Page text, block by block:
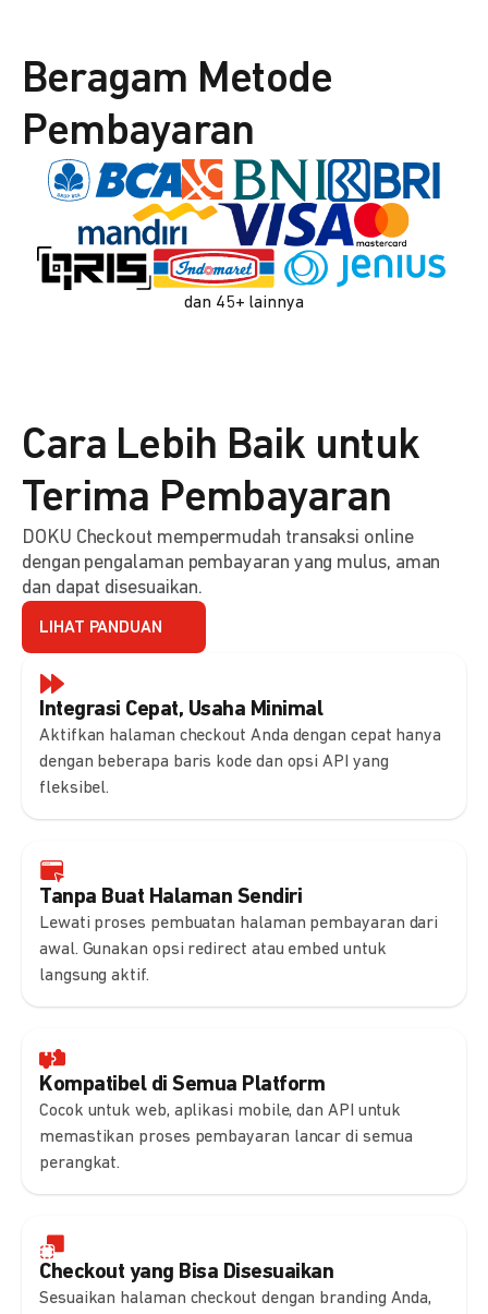
Beragam Metode
Pembayaran
dan 45+ lainnya
Integrasi Cepat, Usaha Minimal
Aktifkan halaman checkout Anda dengan cepat hanya
dengan beberapa baris kode dan opsi API yang
fleksibel.
Tanpa Buat Halaman Sendiri
Lewati proses pembuatan halaman pembayaran dari
awal. Gunakan opsi redirect atau embed untuk
langsung aktif.
Kompatibel di Semua Platform
Cocok untuk web, aplikasi mobile, dan API untuk
memastikan proses pembayaran lancar di semua
perangkat.
Checkout yang Bisa Disesuaikan
Sesuaikan halaman checkout dengan branding Anda,
Cara Lebih Baik untuk
Terima Pembayaran
DOKU Checkout mempermudah transaksi online
dengan pengalaman pembayaran yang mulus, aman
dan dapat disesuaikan.
LIHAT PANDUAN